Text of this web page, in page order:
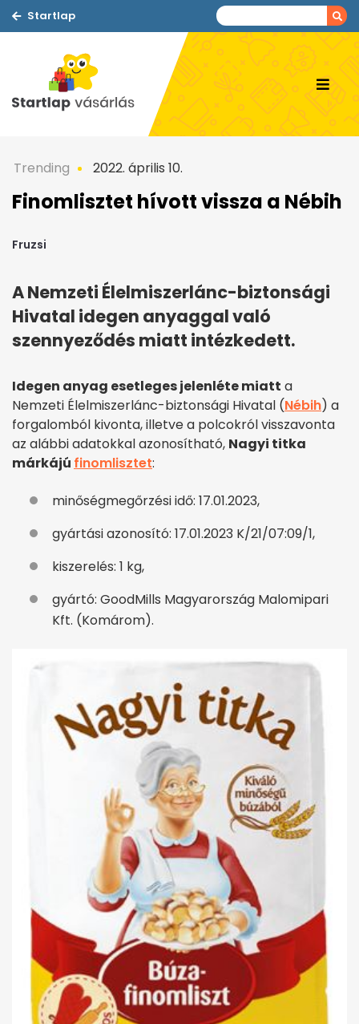
Startlap
Trending 2022. április 10.
Finomlisztet hívott vissza a Nébih
Fruzsi
A Nemzeti Élelmiszerlánc-biztonsági
Hivatal idegen anyaggal való
szennyeződés miatt intézkedett.
Idegen anyag esetleges jelenléte miatt a
Nemzeti Élelmiszerlánc-biztonsági Hivatal (Nébih) a
forgalomból kivonta, illetve a polcokról visszavonta
az alábbi adatokkal azonosítható, Nagyi titka
márkájú finomlisztet:
minőségmegőrzési idő: 17.01.2023,
gyártási azonosító: 17.01.2023 K/21/07:09/1,
kiszerelés: 1 kg,
gyártó: GoodMills Magyarország Malomipari
Kft. (Komárom).